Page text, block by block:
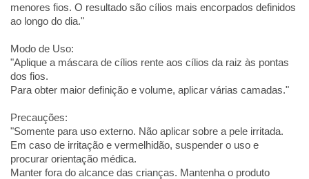
menores fios. O resultado são cílios mais encorpados definidos
ao longo do dia."
Modo de Uso:
"Aplique a máscara de cílios rente aos cílios da raiz às pontas
dos fios.
Para obter maior definição e volume, aplicar várias camadas."
Precauções:
"Somente para uso externo. Não aplicar sobre a pele irritada.
Em caso de irritação e vermelhidão, suspender o uso e
procurar orientação médica.
Manter fora do alcance das crianças. Mantenha o produto